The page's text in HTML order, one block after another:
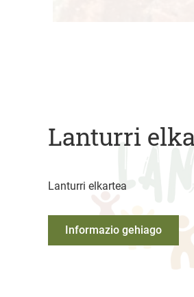
Lanturri
Lanturri elkartea
Informazio gehiago